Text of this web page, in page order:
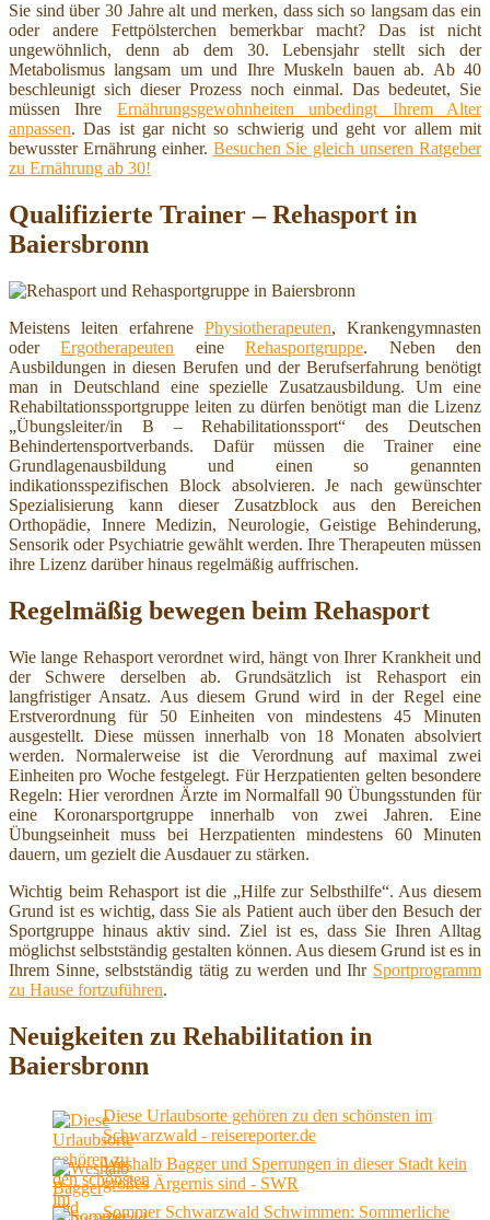
Sie sind über 30 Jahre alt und merken, dass sich so langsam das ein
oder andere Fettpölsterchen bemerkbar macht? Das ist nicht
ungewöhnlich, denn ab dem 30. Lebensjahr stellt sich der
Metabolismus langsam um und Ihre Muskeln bauen ab. Ab 40
beschleunigt sich dieser Prozess noch einmal. Das bedeutet, Sie
müssen Ihre Ernährungsgewohnheiten unbedingt Ihrem Alter
anpassen. Das ist gar nicht so schwierig und geht vor allem mit
bewusster Ernährung einher. Besuchen Sie gleich unseren Ratgeber
zu Ernährung ab 30!
Qualifizierte Trainer – Rehasport in
Baiersbronn
Meistens leiten erfahrene Physiotherapeuten, Krankengymnasten
oderErgotherapeuten eineRehasportgruppe. Neben den
Ausbildungen in diesen Berufen und der Berufserfahrung benötigt
man in Deutschland eine spezielle Zusatzausbildung. Um eine
Rehabiltationssportgruppe leiten zu dürfen benötigt man die Lizenz
„Übungsleiter/in B – Rehabilitationssport“ des Deutschen
Behindertensportverbands. Dafür müssen die Trainer eine
Grundlagenausbildung und einen so genannten
indikationsspezifischen Block absolvieren. Je nach gewünschter
Spezialisierung kann dieser Zusatzblock aus den Bereichen
Orthopädie, Innere Medizin, Neurologie, Geistige Behinderung,
Sensorik oder Psychiatrie gewählt werden. Ihre Therapeuten müssen
ihre Lizenz darüber hinaus regelmäßig auffrischen.
Regelmäßig bewegen beim Rehasport
Wie lange Rehasport verordnet wird, hängt von Ihrer Krankheit und
der Schwere derselben ab. Grundsätzlich ist Rehasport ein
langfristiger Ansatz. Aus diesem Grund wird in der Regel eine
Erstverordnung für 50 Einheiten von mindestens 45 Minuten
ausgestellt. Diese müssen innerhalb von 18 Monaten absolviert
werden. Normalerweise ist die Verordnung auf maximal zwei
Einheiten pro Woche festgelegt. Für Herzpatienten gelten besondere
Regeln: Hier verordnen Ärzte im Normalfall 90 Übungsstunden für
eine Koronarsportgruppe innerhalb von zwei Jahren. Eine
Übungseinheit muss bei Herzpatienten mindestens 60 Minuten
dauern, um gezielt die Ausdauer zu stärken.
Wichtig beim Rehasport ist die „Hilfe zur Selbsthilfe“. Aus diesem
Grund ist es wichtig, dass Sie als Patient auch über den Besuch der
Sportgruppe hinaus aktiv sind. Ziel ist es, dass Sie Ihren Alltag
möglichst selbstständig gestalten können. Aus diesem Grund ist es in
Ihrem Sinne, selbstständig tätig zu werden und Ihr Sportprogramm
zu Hause fortzuführen.
Neuigkeiten zu Rehabilitation in
Baiersbronn
Diese Urlaubsorte gehören zu den schönsten im
Schwarzwald - reisereporter.de
Weshalb Bagger und Sperrungen in dieser Stadt kein
großes Ärgernis sind - SWR
Sommer Schwarzwald Schwimmen: Sommerliche